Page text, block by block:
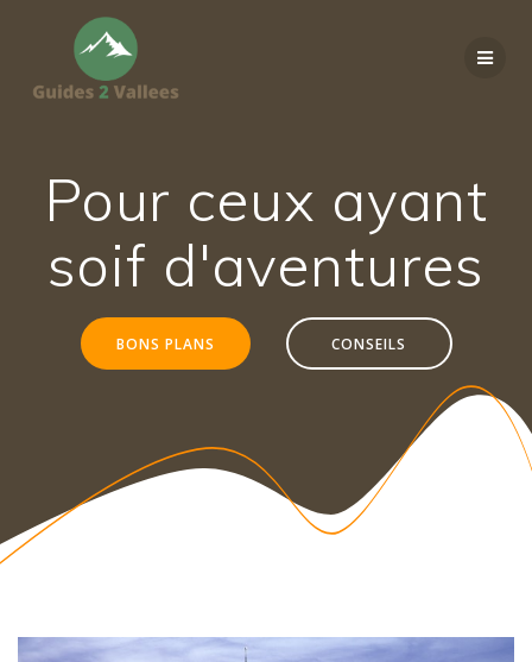
Pour ceux ayant
soif d'aventures
BONS PLANS CONSEILS